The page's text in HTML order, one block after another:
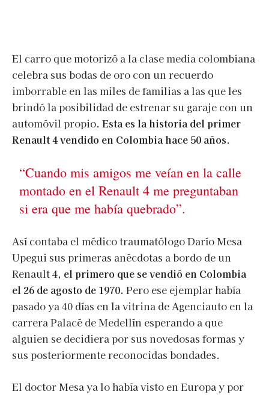
El carro que motorizó a la clase media colombiana
celebra sus bodas de oro con un recuerdo
imborrable en las miles de familias a las que les
brindó la posibilidad de estrenar su garaje con un
automóvil propio. Esta es la historia del primer
Renault 4 vendido en Colombia hace 50 años.
“Cuando mis amigos me veían en la calle
montado en el Renault 4 me preguntaban
si era que me había quebrado”.
Así contaba el médico traumatólogo Darío Mesa
Upegui sus primeras anécdotas a bordo de un
Renault 4, el primero que se vendió en Colombia
el 26 de agosto de 1970. Pero ese ejemplar había
pasado ya 40 días en la vitrina de Agenciauto en la
carrera Palacé de Medellín esperando a que
alguien se decidiera por sus novedosas formas y
sus posteriormente reconocidas bondades.
El doctor Mesa ya lo había visto en Europa y por